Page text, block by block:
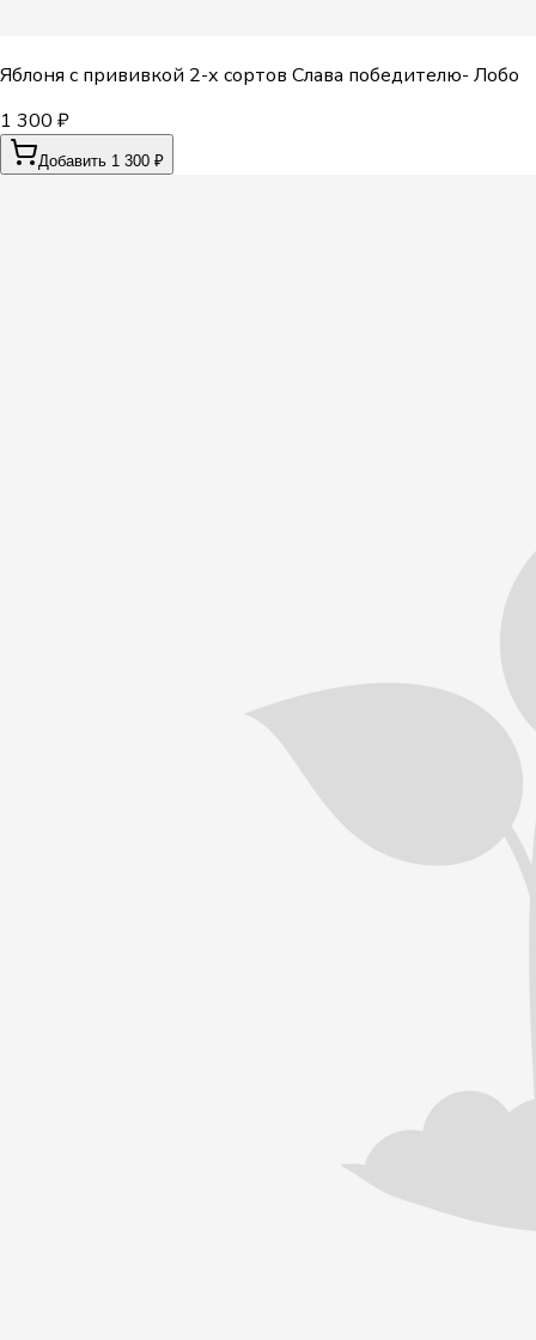
Яблоня с прививкой 2-х сортов Слава победителю- Лобо
1 300 ₽
Добавить 1 300 ₽